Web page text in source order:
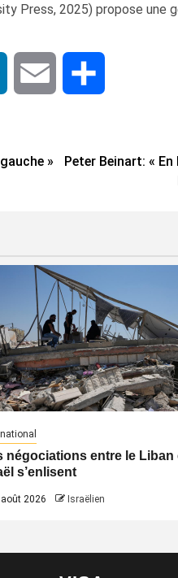
Press, 2025) propose
LinkedIn Email
»
Peter Beinart: «
négociations entre le Liban
s’enlisent
2026 Israëlien